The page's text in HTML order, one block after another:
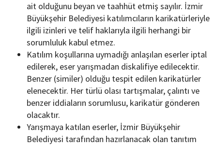
ait olduğunu beyan ve taahhüt etmiş sayılır. İzmir
Büyükşehir Belediyesi katılımcıların karikatürleriyle
ilgili izinleri ve telif haklarıyla ilgili herhangi bir
sorumluluk kabul etmez.
Katılım koşullarına uymadığı anlaşılan eserler iptal
edilerek, eser yarışmadan diskalifiye edilecektir.
Benzer (similer) olduğu tespit edilen karikatürler
elenecektir. Her türlü olası tartışmalar, çalıntı ve
benzer iddiaların sorumlusu, karikatür gönderen
olacaktır.
Yarışmaya katılan eserler, İzmir Büyükşehir
Belediyesi tarafından hazırlanacak olan tanıtım